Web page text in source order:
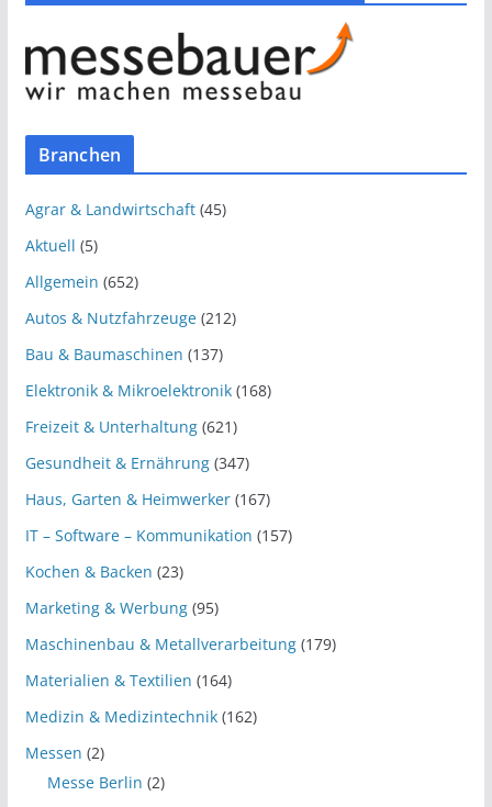
Branchen
Agrar & Landwirtschaft(45)
Aktuell (5)
Allgemein (652)
Autos & Nutzfahrzeuge(212)
Bau & Baumaschinen (137)
Elektronik & Mikroelektronik(168)
Freizeit & Unterhaltung(621)
Gesundheit & Ernährung(347)
Haus, Garten & Heimwerker(167)
IT – Software – Kommunikation (157)
Kochen & Backen (23)
Marketing & Werbung(95)
Maschinenbau & Metallverarbeitung(179)
Materialien & Textilien (164)
Medizin & Medizintechnik(162)
Messen (2)
Messe Berlin (2)